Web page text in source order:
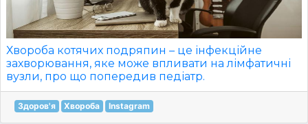
Хвороба котячих подряпин – це інфекційне
захворювання, яке може впливати на лімфатичні
вузли, про що попередив педіатр.
Здоров'я Хвороба Instagram